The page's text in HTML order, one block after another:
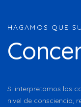
HAGAMOS QUE
Si interpretamos los
nivel de consciencia,